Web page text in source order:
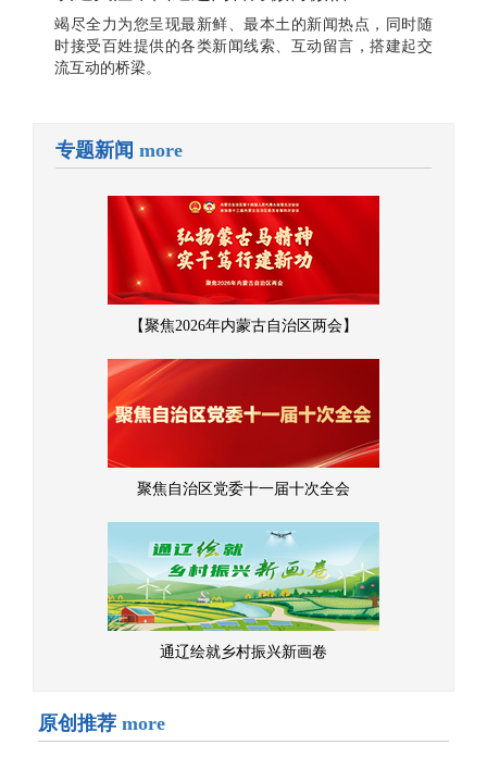
竭尽全力为您呈现最新鲜、最本土的新闻热点，同时随
时接受百姓提供的各类新闻线索、互动留言，搭建起交
流互动的桥梁。
专题新闻 more
【聚焦2026年内蒙古自治区两会】
聚焦自治区党委十一届十次全会
通辽绘就乡村振兴新画卷
原创推荐 more